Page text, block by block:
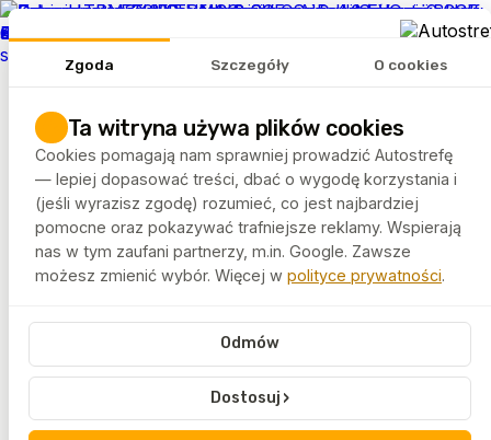
Zgoda Szczegóły O cookies
Ta witryna używa plików cookies
Cookies pomagają nam sprawniej prowadzić Autostrefę
— lepiej dopasować treści, dbać o wygodę korzystania i
(jeśli wyrazisz zgodę) rozumieć, co jest najbardziej
pomocne oraz pokazywać trafniejsze reklamy. Wspierają
nas w tym zaufani partnerzy, m.in. Google. Zawsze
możesz zmienić wybór. Więcej w polityce prywatności.
Odmów
Dostosuj ›
REKLAMA
Artykuły
Rankingi
FELGEO.PL
Autostrefa Tagi Alfa Romeo
Alfa Romeo to marka znana z emocjonującego
prowadzenia i włoskiego stylu. Artykuły oznaczone tym
tagiem omawiają technologię i użytkowanie
samochodów Alfa Romeo.